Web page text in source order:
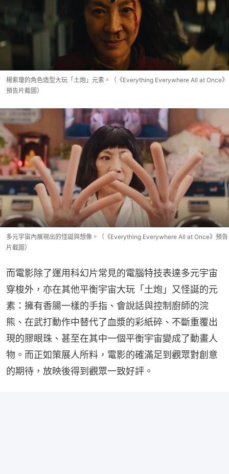
楊紫瓊的角色造型大玩「土炮」元素。（《Everything Everywhere All at Once》
預告片截圖）
多元宇宙內展現出的怪誕與想像。（《Everything Everywhere All at Once》預告
片截圖）
而電影除了運用科幻片常見的電腦特技表達多元宇宙
穿梭外，亦在其他平衡宇宙大玩「土炮」又怪誕的元
素：擁有香腸一樣的手指、會說話與控制廚師的浣
熊、在武打動作中替代了血漿的彩紙碎、不斷重覆出
現的膠眼珠、甚至在其中一個平衡宇宙變成了動畫人
物。而正如策展人所料，電影的確滿足到觀眾對創意
的期待，放映後得到觀眾一致好評。